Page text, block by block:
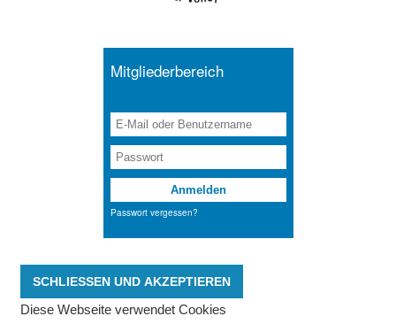
Diese Webseite verwendet Cookies